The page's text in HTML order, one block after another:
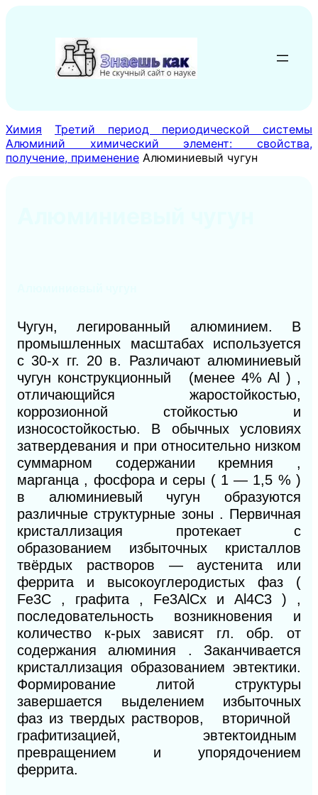
содержимому
Химия
Третий период периодической системы
Алюминий химический элемент: свойства,
получение, применение Алюминиевый чугун
Чугун, легированный алюминием. В
промышленных масштабах используется
с 30-х гг. 20 в. Различают алюминиевый
чугун конструкционный (менее 4% Al ) ,
отличающийся жаростойкостью,
коррозионной стойкостью и
износостойкостью. В обычных условиях
затвердевания и при относительно низком
суммарном содержании кремния ,
марганца , фосфора и серы ( 1 — 1,5 % )
в алюминиевый чугун образуются
различные структурные зоны . Первичная
кристаллизация протекает с
образованием избыточных кристаллов
твёрдых растворов — аустенита или
феррита и высокоуглеродистых фаз (
Fe3C , графита , Fe3AlCx и Al4C3 ) ,
последовательность возникновения и
количество к-рых зависят гл. обр. от
содержания алюминия . Заканчивается
кристаллизация образованием эвтектики.
Формирование литой структуры
завершается выделением избыточных
фаз из твердых растворов, вторичной
графитизацией, эвтектоидным
превращением и упорядочением
феррита.